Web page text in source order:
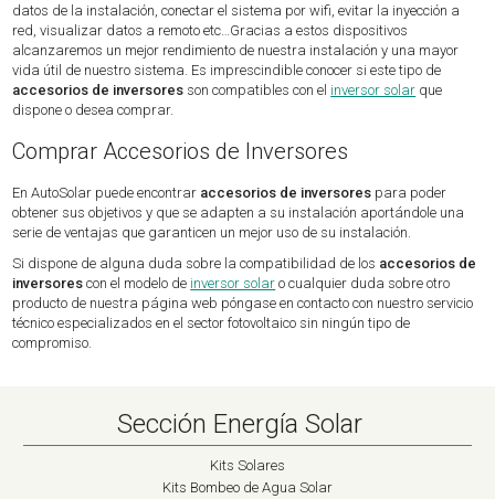
datos de la instalación, conectar el sistema por wifi, evitar la inyección a
red, visualizar datos a remoto etc…Gracias a estos dispositivos
alcanzaremos un mejor rendimiento de nuestra instalación y una mayor
vida útil de nuestro sistema. Es imprescindible conocer si este tipo de
accesorios de inversores son compatibles con el inversor solar que
dispone o desea comprar.
Comprar Accesorios de Inversores
En AutoSolar puede encontrar accesorios de inversores para poder
obtener sus objetivos y que se adapten a su instalación aportándole una
serie de ventajas que garanticen un mejor uso de su instalación.
Si dispone de alguna duda sobre la compatibilidad de los accesorios de
inversores con el modelo de inversor solar o cualquier duda sobre otro
producto de nuestra página web póngase en contacto con nuestro servicio
técnico especializados en el sector fotovoltaico sin ningún tipo de
compromiso.
Sección Energía Solar
Kits Solares
Kits Bombeo de Agua Solar